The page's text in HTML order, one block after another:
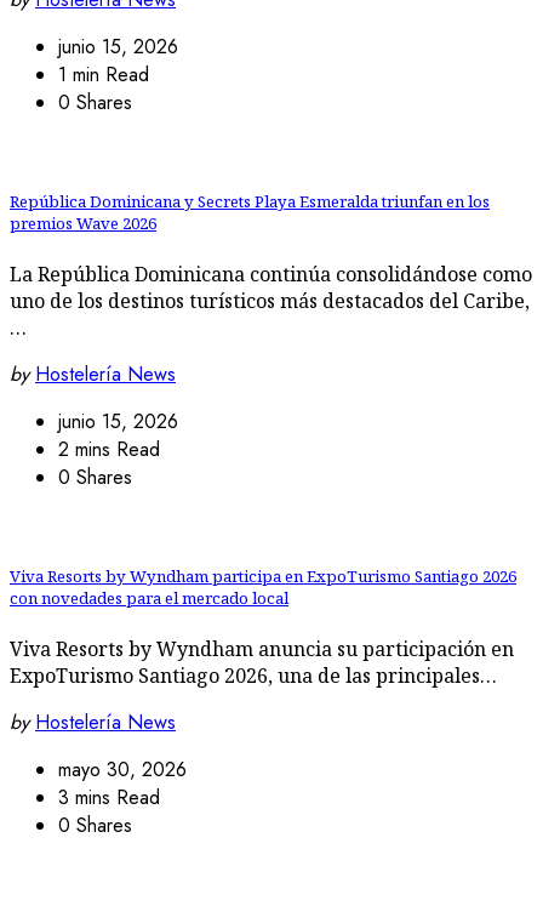
junio 15, 2026
1 min Read
0 Shares
República Dominicana y Secrets Playa Esmeralda triunfan en los
premios Wave 2026
La República Dominicana continúa consolidándose como
uno de los destinos turísticos más destacados del Caribe,
…
by Hostelería News
junio 15, 2026
2 mins Read
0 Shares
Viva Resorts by Wyndham participa en ExpoTurismo Santiago 2026
con novedades para el mercado local
Viva Resorts by Wyndham anuncia su participación en
ExpoTurismo Santiago 2026, una de las principales…
by Hostelería News
mayo 30, 2026
3 mins Read
0 Shares